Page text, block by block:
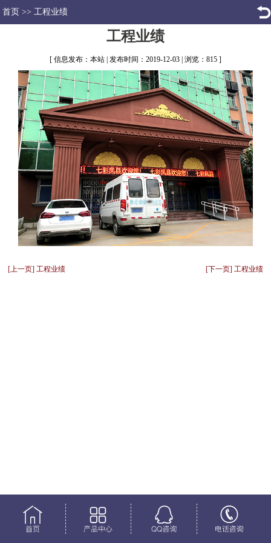
首页 >> 工程业绩
工程业绩
[ 信息发布：本站 | 发布时间：2019-12-03 | 浏览：815 ]
[上一页] 工程业绩 [下一页] 工程业绩